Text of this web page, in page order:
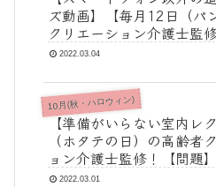
ズ動画】【毎月12日（パ
クリエーション介護士監
べ物は何でしょうか？』
2022.03.04
10月(秋・ハロウィン)
【準備がいらない室内レ
（ホタテの日）の高齢者
ョン介護士監修！【問題
しょうか？』【答え】『中
2022.03.01